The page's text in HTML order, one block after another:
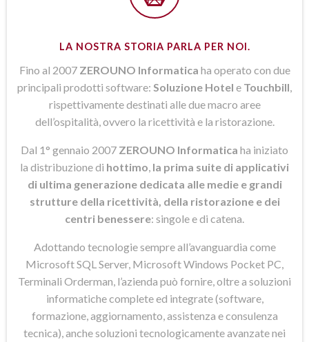
LA NOSTRA STORIA PARLA PER NOI.
Fino al 2007 ZEROUNO Informatica ha operato con due
principali prodotti software: Soluzione Hotel e Touchbill
rispettivamente destinati alle due macro aree
dell’ospitalità, ovvero la ricettività e la ristorazione.
Dal 1° gennaio 2007 ZEROUNO Informatica ha iniziato
la distribuzione di hottimo la prima suite di applicativi
di ultima generazione dedicata alle medie e grandi
strutture della ricettività, della ristorazione e dei
centri benessere: singole e di catena.
Adottando tecnologie sempre all’avanguardia come
Microsoft SQL Server, Microsoft Windows Pocket PC,
Terminali Orderman, l’azienda può fornire, oltre a soluzioni
informatiche complete ed integrate (software,
formazione, aggiornamento, assistenza e consulenza
tecnica), anche soluzioni tecnologicamente avanzate nei